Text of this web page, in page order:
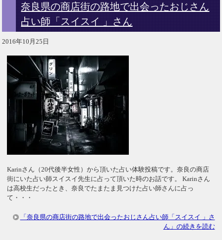
奈良県の商店街の路地で出会ったおじさん
占い師「スイスイ 」さん
2016年10月25日
Karinさん（20代後半女性）から頂いた占い体験投稿です。奈良の商店
街にいた占い師スイスイ先生に占って頂いた時のお話です。 Karinさん
は高校生だったとき、奈良でたまたま見つけた占い師さんに占っ
て・・・
「奈良県の商店街の路地で出会ったおじさん占い師「スイスイ 」さ
ん」の続きを読む